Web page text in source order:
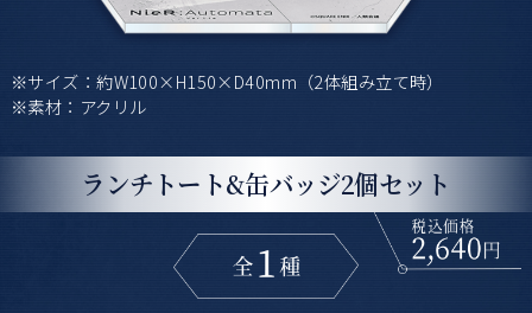
※サイズ：約W100×H150×D40mm（2体組み立て時）
※素材：アクリル
ランチトート&缶バッジ2個セット